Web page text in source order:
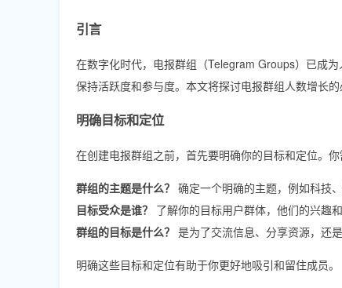
引言
在数字化时代，电报群组（Telegram Groups）已成
保持活跃度和参与度。本文将探讨电报群组人数增长
明确目标和定位
在创建电报群组之前，首先要明确你的目标和定位。你
群组的主题是什么？ 确定一个明确的主题，例如科技
目标受众是谁？ 了解你的目标用户群体，他们的兴趣和
群组的目标是什么？ 是为了交流信息、分享资源，还
明确这些目标和定位有助于你更好地吸引和留住成员。